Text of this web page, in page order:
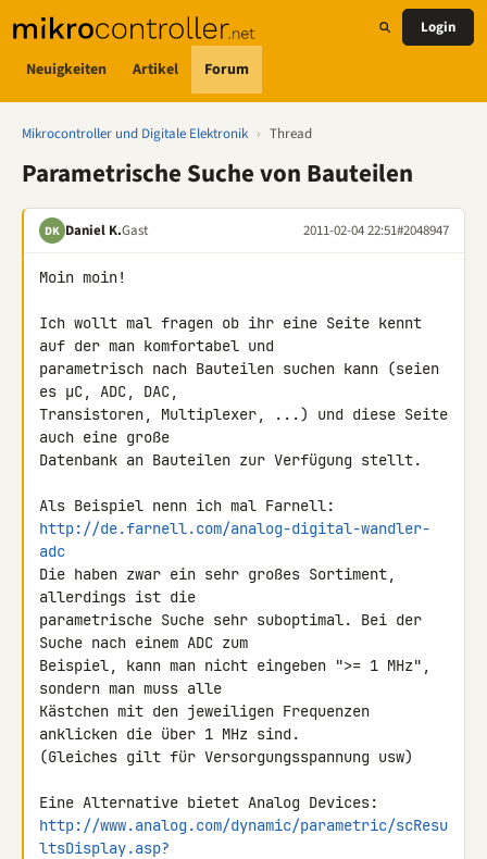
Neuigkeiten Artikel Forum
Login
Mikrocontroller und Digitale Elektronik › Thread
Parametrische Suche von Bauteilen
DK Daniel K.Gast 2011-02-04 22:51#2048947
Moin moin!
Ich wollt mal fragen ob ihr eine Seite kennt
auf der man komfortabel und
parametrisch nach Bauteilen suchen kann (seien
es µC, ADC, DAC,
Transistoren, Multiplexer, ...) und diese Seite
auch eine große
Datenbank an Bauteilen zur Verfügung stellt.
http://de.farnell.com/analog-digital-wandler-
adc
Die haben zwar ein sehr großes Sortiment,
allerdings ist die
parametrische Suche sehr suboptimal. Bei der
Suche nach einem ADC zum
Beispiel, kann man nicht eingeben ">= 1 MHz",
sondern man muss alle
Kästchen mit den jeweiligen Frequenzen
anklicken die über 1 MHz sind.
(Gleiches gilt für Versorgungsspannung usw)
http://www.analog.com/dynamic/parametric/scResu
ltsDisplay.asp?